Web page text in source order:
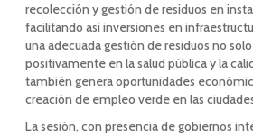
recolección y gestión de residuos en
facilitando así inversiones en
una adecuada gestión de residuos no
positivamente en la salud pública y la
también genera oportunidades
creación de empleo verde en las
La sesión, con presencia de gobiernos